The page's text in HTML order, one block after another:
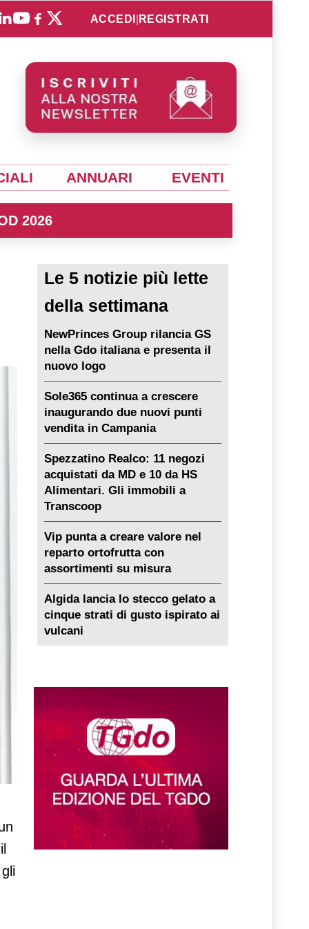
ACCEDI REGISTRATI
ANNUARI EVENTI
2026
Le 5 notizie più lette
della settimana
NewPrinces Group rilancia GS
nella Gdo italiana e presenta il
nuovo logo
Sole365 continua a crescere
inaugurando due nuovi punti
vendita in Campania
Spezzatino Realco: 11 negozi
acquistati da MD e 10 da HS
Alimentari. Gli immobili a
Transcoop
Vip punta a creare valore nel
reparto ortofrutta con
assortimenti su misura
Algida lancia lo stecco gelato a
cinque strati di gusto ispirato ai
vulcani